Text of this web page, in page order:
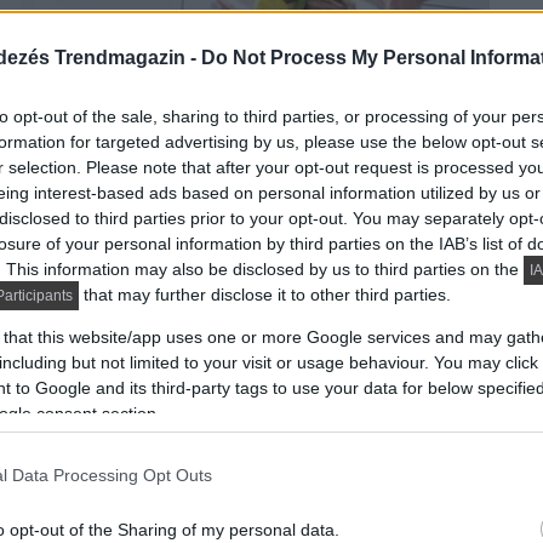
Trendmagazin - Do Not Process My Personal
opt-out of the sale, sharing to third parties, or processing of your
for targeted advertising by us, please use the below opt-out
selection. Please note that after your opt-out request is processed
interest-based ads based on personal information utilized by us
to third parties prior to your opt-out. You may separately
of your personal information by third parties on the IAB’s list of
This information may also be disclosed by us to third parties on the
that may further disclose it to other third parties.
that this website/app uses one or more Google services and may
but not limited to your visit or usage behaviour. You may
to Google and its third-party tags to use your data for below
consent section.
Data Processing Opt Outs
opt-out of the Sharing of my personal data.
legjobbak legjobbika) díj mellett több „Kitchen...
DETAILS
prémium márkája